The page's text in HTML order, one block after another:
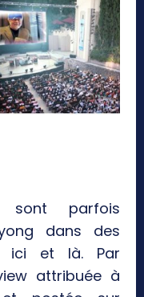
sont parfois
dans des
ici et là. Par
attribuée à